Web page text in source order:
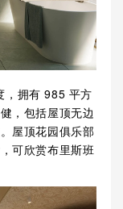
，拥有 985 平方
，包括屋顶无边
屋顶花园俱乐部
可欣赏布里斯班